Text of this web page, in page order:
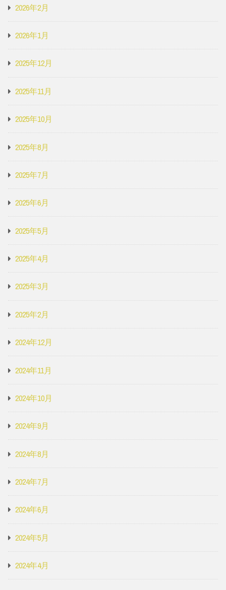
2026年2月
2026年1月
2025年12月
2025年11月
2025年10月
2025年8月
2025年7月
2025年6月
2025年5月
2025年4月
2025年3月
2025年2月
2024年12月
2024年11月
2024年10月
2024年9月
2024年8月
2024年7月
2024年6月
2024年5月
2024年4月